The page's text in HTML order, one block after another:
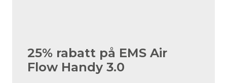
25% rabatt på EMS Air
Flow Handy 3.0